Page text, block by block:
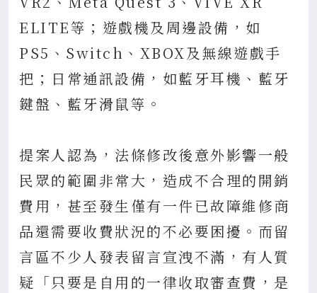
ELITE等；遊戲機及周邊設備，如
PS5、Switch、XBOX及無線遊戲手
把；日常通訊設備，如藍牙耳機、藍牙
鍵盤、藍牙滑鼠等。
提案人認為，法條修改後意外影響一般
民眾的範圍非常大，造成不合理的開銷
費用，甚至發生僅有一件已故障維修商
品還需要收費狀況的不必要困擾。而留
言區不少人發表留言宣洩不滿，有人質
疑「只要是自用的一律收取審查費，是